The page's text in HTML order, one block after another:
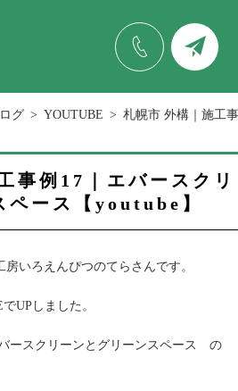
グ YOUTUBE 札幌市 外構｜施工
事例17｜エバースクリ
ペース【youtube】
いろえんぴつのてらさんです。
UPしました。
ースクリーンとグリーンスペース の